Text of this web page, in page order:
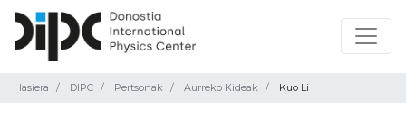
Hasiera DIPC Pertsonak Aurreko Kideak Kuo Li